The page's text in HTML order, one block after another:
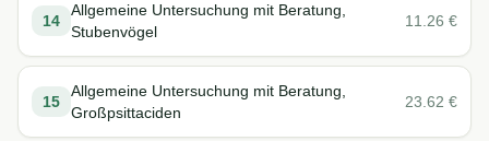
14
Allgemeine Untersuchung mit Beratung,
Stubenvögel
11.26 €
15
Allgemeine Untersuchung mit Beratung,
Großpsittaciden
23.62 €